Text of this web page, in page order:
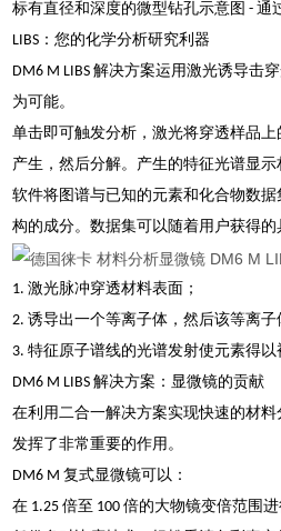
标有直径和深度的微型钻孔示意图 - 通
LIBS：您的化学分析研究利器
DM6 M LIBS 解决方案运用激光诱导击
为可能。
单击即可触发分析，激光将穿透样品
产生，然后分解。产生的特征光谱显示
软件将图谱与已知的元素和化合物数
构的成分。数据集可以随着用户获得的
1. 激光脉冲穿透材料表面；
2. 诱导出一个等离子体，然后该等离
3. 特征原子谱线的光谱发射使元素得以
DM6 M LIBS 解决方案：显微镜的贡献
在利用二合一解决方案实现快速的材
发挥了非常重要的作用。
DM6 M 复式显微镜可以：
在 1.25 倍至 100 倍的大物镜变倍范围进